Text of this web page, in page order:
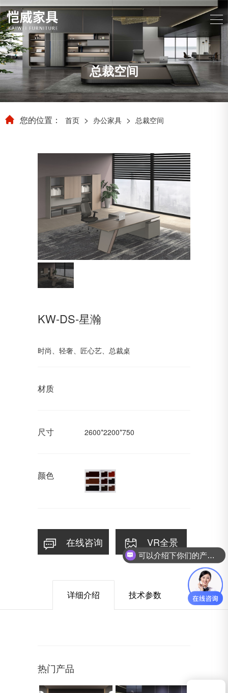
总裁空间
您的位置： 首页 > 办公家具 > 总裁空间
KW-DS-星瀚
时尚、轻奢、匠心艺、总裁桌
材质
尺寸 2600*2200*750
颜色
在线咨询 VR全景
详细介绍 技术参数
热门产品
可以介绍下你们的产品么？
你们是怎么收费的呢？